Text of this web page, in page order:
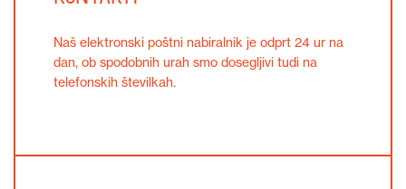
Naš elektronski poštni nabiralnik je odprt 24 ur na
dan, ob spodobnih urah smo dosegljivi tudi na
telefonskih številkah.